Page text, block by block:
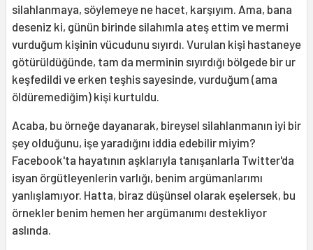
silahlanmaya, söylemeye ne hacet, karşıyım. Ama, bana
deseniz ki, günün birinde silahımla ateş ettim ve mermi
vurduğum kişinin vücudunu sıyırdı. Vurulan kişi hastaneye
götürüldüğünde, tam da merminin sıyırdığı bölgede bir ur
keşfedildi ve erken teşhis sayesinde, vurduğum (ama
öldüremediğim) kişi kurtuldu.
Acaba, bu örneğe dayanarak, bireysel silahlanmanın iyi bir
şey olduğunu, işe yaradığını iddia edebilir miyim?
Facebook'ta hayatının aşklarıyla tanışanlarla Twitter'da
isyan örgütleyenlerin varlığı, benim argümanlarımı
yanlışlamıyor. Hatta, biraz düşünsel olarak eşelersek, bu
örnekler benim hemen her argümanımı destekliyor
aslında.